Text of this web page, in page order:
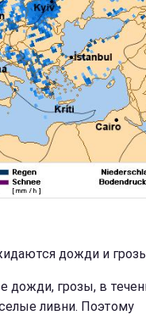
дожди и
дожди, грозы, в
ливни. Поэтому